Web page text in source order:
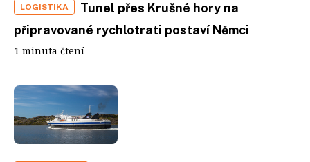
LOGISTIKA
Tunel přes Krušné hory na
připravované rychlotrati postaví Němci
1 minuta čtení